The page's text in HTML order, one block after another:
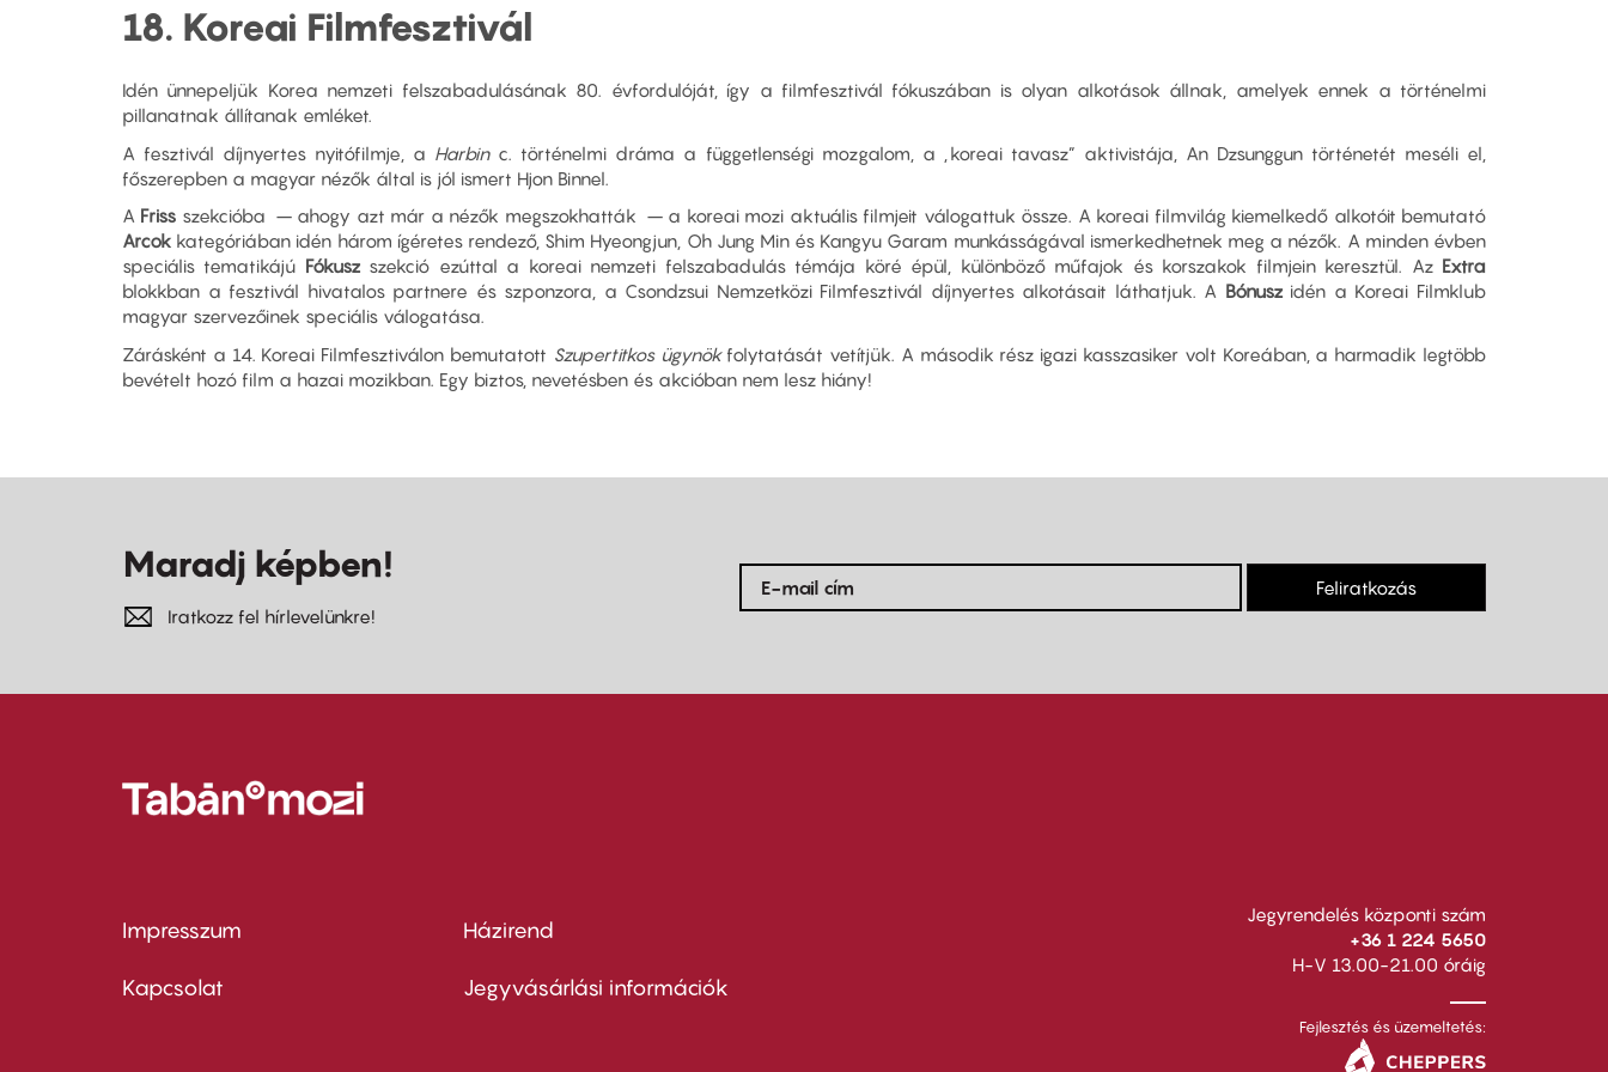
18. Koreai Filmfesztivál
Idén ünnepeljük Korea nemzeti felszabadulásának 80. évfordulóját, így a filmfesztivál fókuszában is olyan alkotások állnak, amelyek ennek a történelmi
pillanatnak állítanak emléket.
A fesztivál díjnyertes nyitófilmje, a Harbin c. történelmi dráma a függetlenségi mozgalom, a „koreai tavasz” aktivistája, An Dzsunggun történetét meséli el,
főszerepben a magyar nézők által is jól ismert Hjon Binnel.
A Friss szekcióba – ahogy azt már a nézők megszokhatták – a koreai mozi aktuális filmjeit válogattuk össze. A koreai filmvilág kiemelkedő alkotóit bemutató
Arcok kategóriában idén három ígéretes rendező, Shim Hyeongjun, Oh Jung Min és Kangyu Garam munkásságával ismerkedhetnek meg a nézők. A minden évben
speciális tematikájú Fókuszszekció ezúttal a koreai nemzeti felszabadulás témája köré épül, különböző műfajok és korszakok filmjein keresztül. Az Extra
blokkban a fesztivál hivatalos partnere és szponzora, a Csondzsui Nemzetközi Filmfesztivál díjnyertes alkotásait láthatjuk. A Bónuszidén a Koreai Filmklub
magyar szervezőinek speciális válogatása.
Zárásként a 14. Koreai Filmfesztiválon bemutatott Szupertitkos ügynökfolytatását vetítjük. A második rész igazi kasszasiker volt Koreában, a harmadik legtöbb
bevételt hozó film a hazai mozikban. Egy biztos, nevetésben és akcióban nem lesz hiány!
Maradj képben!
Iratkozz fel hírlevelünkre!
Feliratkozás
Footer
menu
Impresszum
Kapcsolat
Footer
menu
Házirend
Jegyvásárlási információk
Jegyrendelés központi szám
+36 1 224 5650
H-V 13.00-21.00 óráig
Fejlesztés és üzemeltetés: